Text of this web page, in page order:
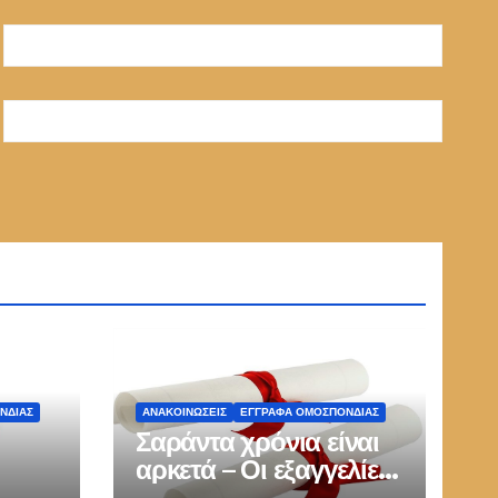
ΑΝΑΚΟΙΝΏΣΕΙΣ ΕΓΓΡΑΦΑ ΟΜΟΣΠΟΝΔΙΑΣ
Σαράντα χρόνια είναι
αρκετά – Οι εξαγγελίες